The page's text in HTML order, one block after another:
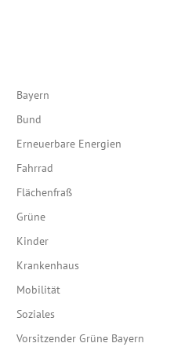
Bayern
Bund
Erneuerbare Energien
Fahrrad
Flächenfraß
Grüne
Kinder
Krankenhaus
Mobilität
Soziales
Vorsitzender Grüne Bayern